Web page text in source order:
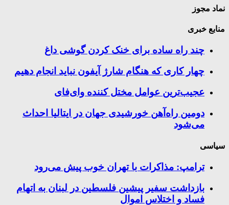
نماد مجوز
منابع خبری
چند راه‌ ساده برای خنک کردن گوشی داغ
چهار کاری که هنگام شارژ آیفون نباید انجام دهیم
عجیب‌ترین عوامل مختل کننده وای‌فای
دومین راه‌آهن خورشیدی جهان در ایتالیا احداث
می‌شود
سیاسی
ترامپ: مذاکرات با تهران خوب پیش می‌رود
بازداشت سفیر پیشین فلسطین در لبنان به اتهام
فساد و اختلاس اموال